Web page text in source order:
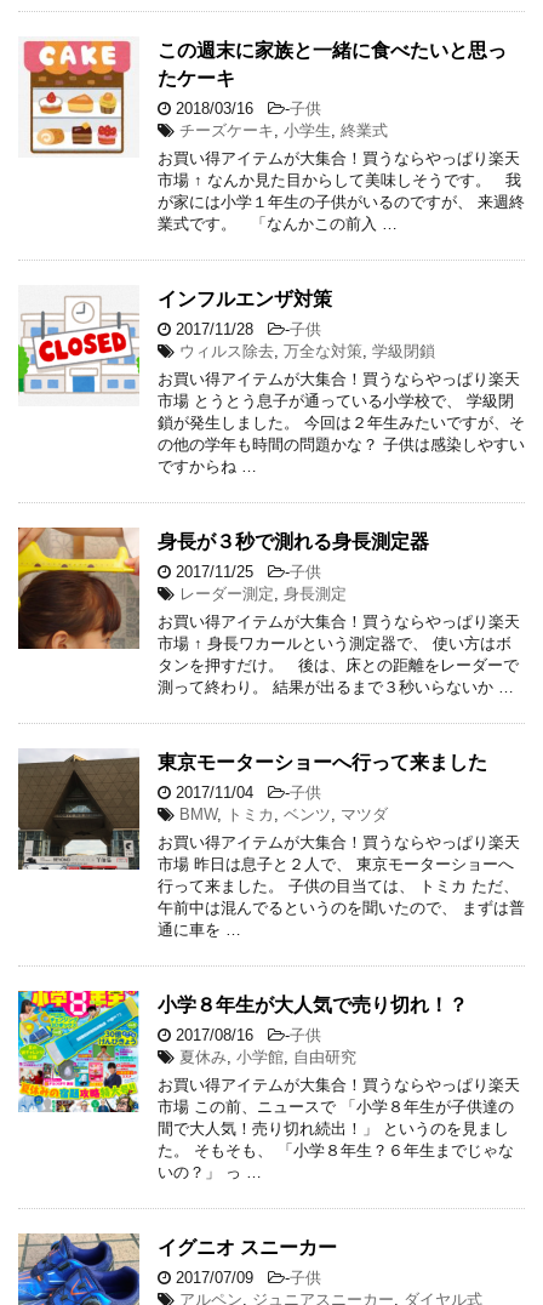
この週末に家族と一緒に食べたいと思っ
たケーキ
2018/03/16 -子供
チーズケーキ, 小学生, 終業式
お買い得アイテムが大集合！買うならやっぱり楽天
市場 ↑ なんか見た目からして美味しそうです。 我
が家には小学１年生の子供がいるのですが、 来週終
業式です。 「なんかこの前入 …
インフルエンザ対策
2017/11/28 -子供
ウィルス除去, 万全な対策, 学級閉鎖
お買い得アイテムが大集合！買うならやっぱり楽天
市場 とうとう息子が通っている小学校で、 学級閉
鎖が発生しました。 今回は２年生みたいですが、そ
の他の学年も時間の問題かな？ 子供は感染しやすい
ですからね …
身長が３秒で測れる身長測定器
2017/11/25 -子供
レーダー測定, 身長測定
お買い得アイテムが大集合！買うならやっぱり楽天
市場 ↑ 身長ワカールという測定器で、 使い方はボ
タンを押すだけ。 後は、床との距離をレーダーで
測って終わり。 結果が出るまで３秒いらないか …
東京モーターショーへ行って来ました
2017/11/04 -子供
BMW, トミカ , ベンツ, マツダ
お買い得アイテムが大集合！買うならやっぱり楽天
市場 昨日は息子と２人で、 東京モーターショーへ
行って来ました。 子供の目当ては、 トミカ ただ、
午前中は混んでるというのを聞いたので、 まずは普
通に車を …
小学８年生が大人気で売り切れ！？
2017/08/16 -子供
夏休み, 小学館, 自由研究
お買い得アイテムが大集合！買うならやっぱり楽天
市場 この前、ニュースで 「小学８年生が子供達の
間で大人気！売り切れ続出！」 というのを見まし
た。 そもそも、 「小学８年生？６年生までじゃな
いの？」 っ …
イグニオ スニーカー
2017/07/09 -子供
アルペン, ジュニアスニーカー, ダイヤル式